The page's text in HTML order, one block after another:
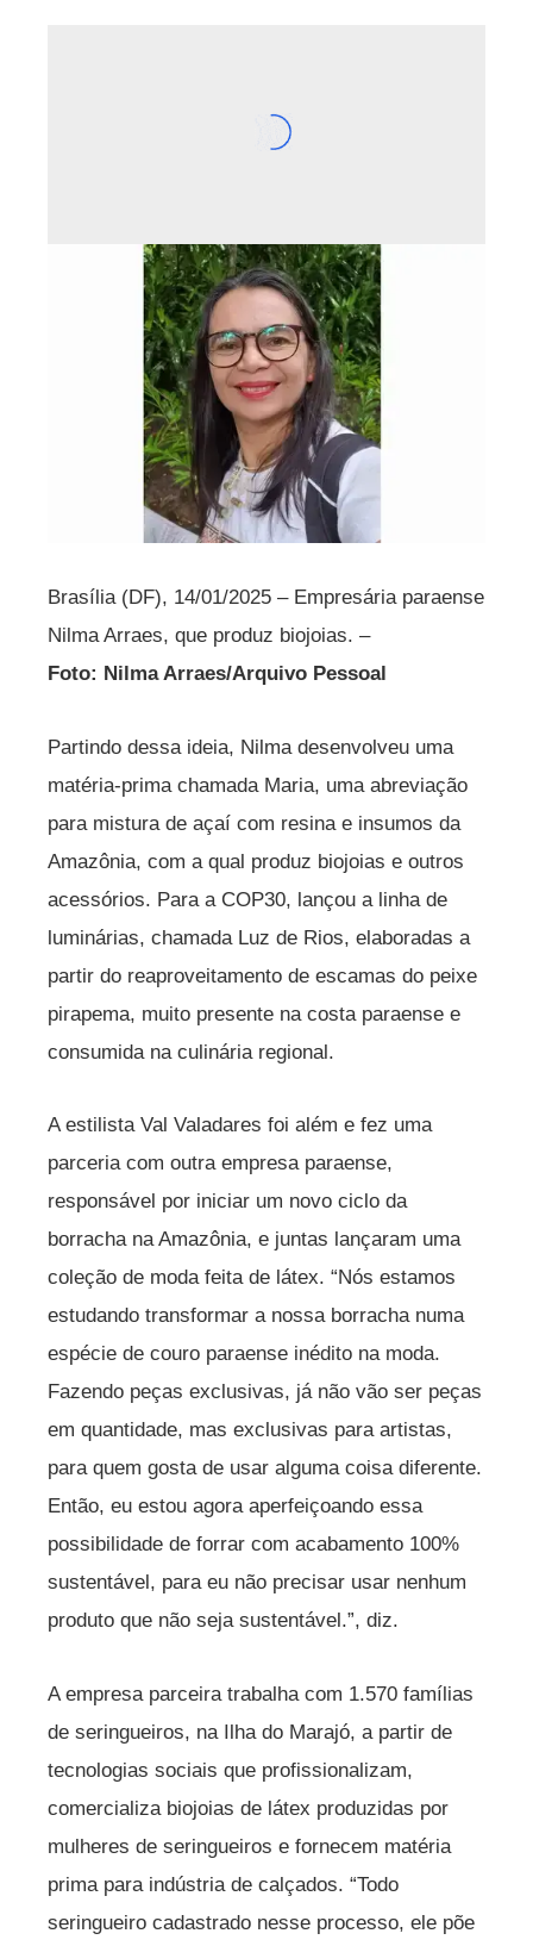
Brasília (DF), 14/01/2025 – Empresária paraense
Nilma Arraes, que produz biojoias. –
Foto: Nilma Arraes/Arquivo Pessoal
Partindo dessa ideia, Nilma desenvolveu uma
matéria-prima chamada Maria, uma abreviação
para mistura de açaí com resina e insumos da
Amazônia, com a qual produz biojoias e outros
acessórios. Para a COP30, lançou a linha de
luminárias, chamada Luz de Rios, elaboradas a
partir do reaproveitamento de escamas do peixe
pirapema, muito presente na costa paraense e
consumida na culinária regional.
A estilista Val Valadares foi além e fez uma
parceria com outra empresa paraense,
responsável por iniciar um novo ciclo da
borracha na Amazônia, e juntas lançaram uma
coleção de moda feita de látex. “Nós estamos
estudando transformar a nossa borracha numa
espécie de couro paraense inédito na moda.
Fazendo peças exclusivas, já não vão ser peças
em quantidade, mas exclusivas para artistas,
para quem gosta de usar alguma coisa diferente.
Então, eu estou agora aperfeiçoando essa
possibilidade de forrar com acabamento 100%
sustentável, para eu não precisar usar nenhum
produto que não seja sustentável.”, diz.
A empresa parceira trabalha com 1.570 famílias
de seringueiros, na Ilha do Marajó, a partir de
tecnologias sociais que profissionalizam,
comercializa biojoias de látex produzidas por
mulheres de seringueiros e fornecem matéria
prima para indústria de calçados. “Todo
seringueiro cadastrado nesse processo, ele põe